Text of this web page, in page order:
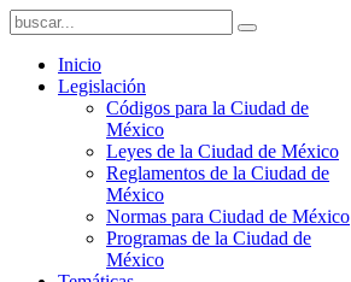
Inicio
Legislación
Códigos para la Ciudad de
México
Leyes de la Ciudad de México
Reglamentos de la Ciudad de
México
Normas para Ciudad de México
Programas de la Ciudad de
México